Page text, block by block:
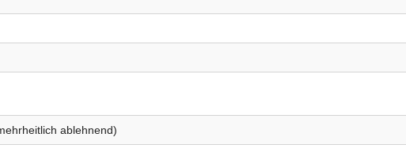
ablehnend)